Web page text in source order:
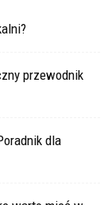
przewodnik
dla